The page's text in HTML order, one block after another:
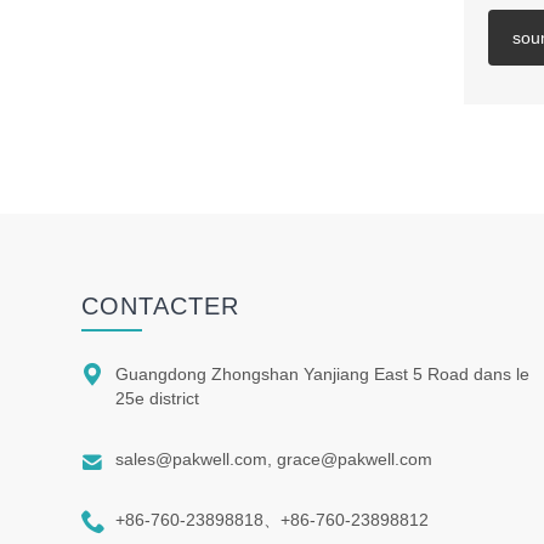
CONTACTER

Guangdong Zhongshan Yanjiang East 5 Road dans le
25e district
 sales@pakwell.com, grace@pakwell.com
 +86-760-23898818、+86-760-23898812